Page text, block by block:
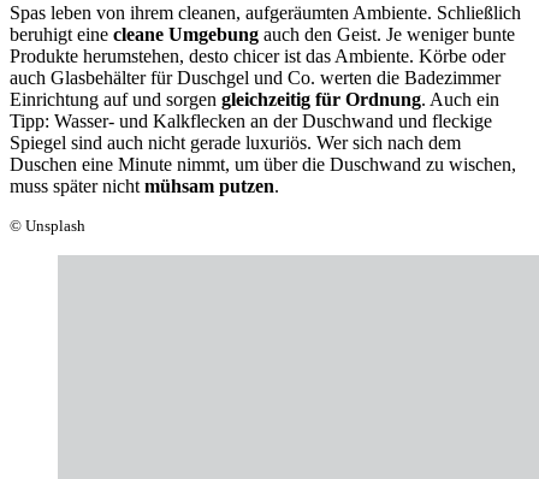
Spas leben von ihrem cleanen, aufgeräumten Ambiente. Schließlich
beruhigt eine cleane Umgebung auch den Geist. Je weniger bunte
Produkte herumstehen, desto chicer ist das Ambiente. Körbe oder
auch Glasbehälter für Duschgel und Co. werten die Badezimmer
Einrichtung auf und sorgen gleichzeitig für Ordnung. Auch ein
Tipp: Wasser- und Kalkflecken an der Duschwand und fleckige
Spiegel sind auch nicht gerade luxuriös. Wer sich nach dem
Duschen eine Minute nimmt, um über die Duschwand zu wischen,
muss später nicht mühsam putzen.
© Unsplash